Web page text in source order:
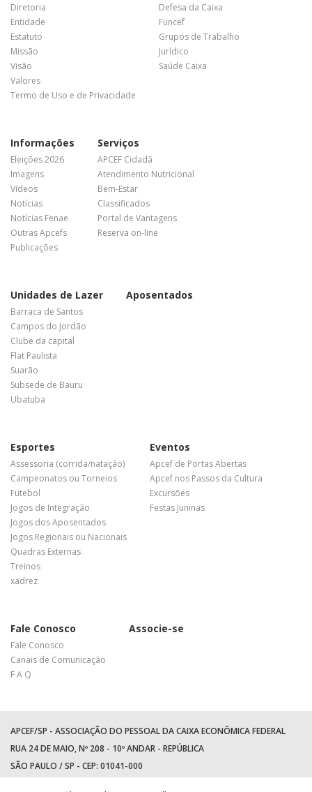
Diretoria
Entidade
Estatuto
Missão
Visão
Valores
Termo de Uso e de Privacidade
Defesa da Caixa
Funcef
Grupos de Trabalho
Jurídico
Saúde Caixa
Informações
Eleições 2026
Imagens
Vídeos
Notícias
Notícias Fenae
Outras Apcefs
Publicações
Serviços
APCEF Cidadã
Atendimento Nutricional
Bem-Estar
Classificados
Portal de Vantagens
Reserva on-line
Unidades de Lazer
Barraca de Santos
Campos do Jordão
Clube da capital
Flat Paulista
Suarão
Subsede de Bauru
Ubatuba
Aposentados
Esportes
Assessoria (corrida/natação)
Campeonatos ou Torneios
Futebol
Jogos de Integração
Jogos dos Aposentados
Jogos Regionais ou Nacionais
Quadras Externas
Treinos
xadrez
Eventos
Apcef de Portas Abertas
Apcef nos Passos da Cultura
Excursões
Festas Juninas
Fale Conosco
Fale Conosco
Canais de Comunicação
F A Q
Associe-se
APCEF/SP - ASSOCIAÇÃO DO PESSOAL DA CAIXA ECONÔMICA FEDERAL
RUA 24 DE MAIO, Nº 208 - 10º ANDAR - REPÚBLICA
SÃO PAULO / SP - CEP: 01041-000